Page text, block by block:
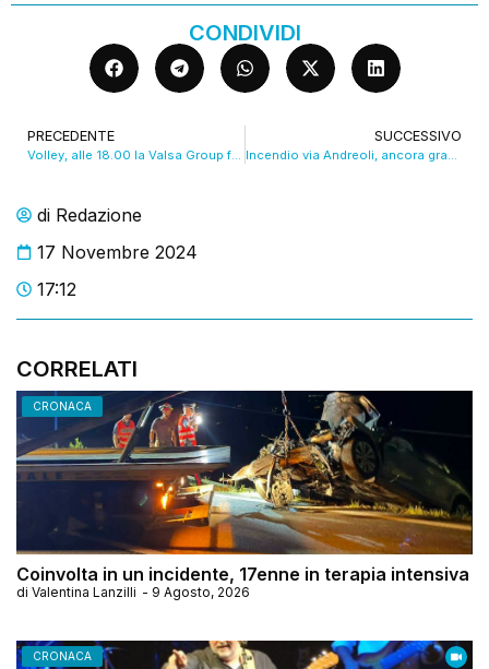
di Redazione
17 Novembre 2024
17:12
CORRELATI
CRONACA
Coinvolta in un incidente, 17enne in terapia intensiva
di Valentina Lanzilli - 9 Agosto, 2026
CRONACA
CONDIVIDI
PRECEDENTE
Volley, alle 18.00 la Valsa Group fa visita alla Lube RADIO LIVE
SUCCESSIVO
Incendio via Andreoli, ancora gravi le condizioni degli ustionati